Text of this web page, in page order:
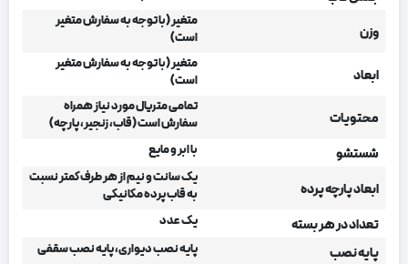
وزن
متغیر (با توجه به سفارش متغیر
است)
ابعاد
متغیر (با توجه به سفارش متغیر
است)
محتویات
تمامی متریال مورد نیاز همراه
سفارش است (قاب، زنجیر، پارچه)
شستشو با ابر و مایع
ابعاد پارچه پرده
یک سانت و نیم از هر طرف کمتر نسبت
به قاب پرده مکانیکی
تعداد در هر بسته یک عدد
پایه نصب پایه نصب دیواری، پایه نصب سقفی